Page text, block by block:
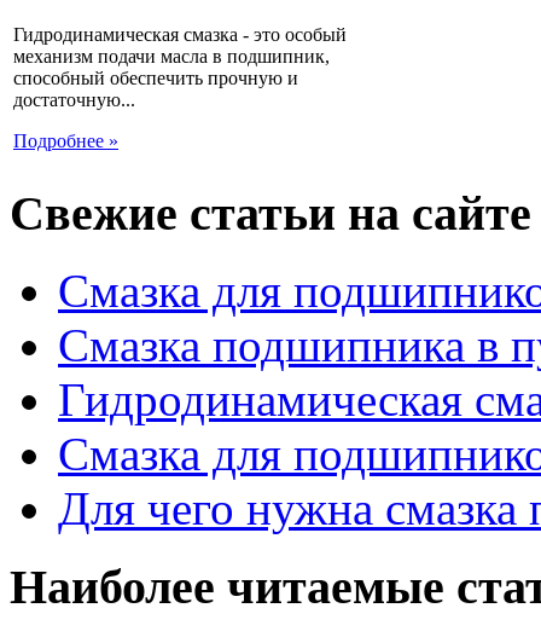
Гидродинамическая смазка - это особый
механизм подачи масла в подшипник,
способный обеспечить прочную и
достаточную...
Подробнее »
Свежие статьи на сайте
Смазка для
Смазка подшипника в
Гидродинамическая
Смазка для
Для чего нужна
Наиболее читаемые